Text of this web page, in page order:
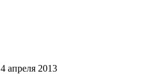
4 апреля 2013